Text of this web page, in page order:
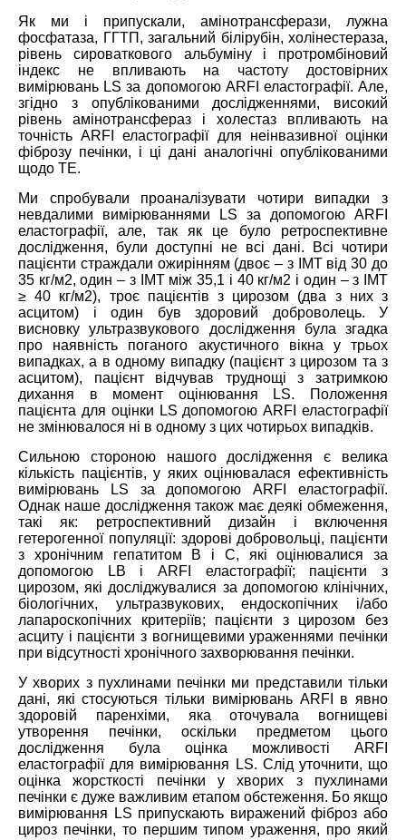
Як ми і припускали, амінотрансферази, лужна
фосфатаза, ГГТП, загальний білірубін, холінестераза,
рівень сироваткового альбуміну і протромбіновий
індекс не впливають на частоту достовірних
вимірювань LS за допомогою ARFI еластографії. Але,
згідно з опублікованими дослідженнями, високий
рівень амінотрансфераз і холестаз впливають на
точність ARFI еластографії для неінвазивної оцінки
фіброзу печінки, і ці дані аналогічні опублікованими
щодо TE.
Ми спробували проаналізувати чотири випадки з
невдалими вимірюваннями LS за допомогою ARFI
еластографії, але, так як це було ретроспективне
дослідження, були доступні не всі дані. Всі чотири
пацієнти страждали ожирінням (двоє – з ІМТ від 30 до
35 кг/м2, один – з ІМТ між 35,1 і 40 кг/м2 і один – з ІМТ
≥ 40 кг/м2), троє пацієнтів з цирозом (два з них з
асцитом) і один був здоровий доброволець. У
висновку ультразвукового дослідження була згадка
про наявність поганого акустичного вікна у трьох
випадках, а в одному випадку (пацієнт з цирозом та з
асцитом), пацієнт відчував труднощі з затримкою
дихання в момент оцінювання LS. Положення
пацієнта для оцінки LS допомогою ARFI еластографії
не змінювалося ні в одному з цих чотирьох випадків.
Сильною стороною нашого дослідження є велика
кількість пацієнтів, у яких оцінювалася ефективність
вимірювань LS за допомогою ARFI еластографії.
Однак наше дослідження також має деякі обмеження,
такі як: ретроспективний дизайн і включення
гетерогенної популяції: здорові добровольці, пацієнти
з хронічним гепатитом В і С, які оцінювалися за
допомогою LB і ARFI еластографії; пацієнти з
цирозом, які досліджувалися за допомогою клінічних,
біологічних, ультразвукових, ендоскопічних і/або
лапароскопічних критеріїв; пацієнти з цирозом без
асциту і пацієнти з вогнищевими ураженнями печінки
при відсутності хронічного захворювання печінки.
У хворих з пухлинами печінки ми представили тільки
дані, які стосуються тільки вимірювань ARFI в явно
здоровій паренхіми, яка оточувала вогнищеві
утворення печінки, оскільки предметом цього
дослідження була оцінка можливості ARFI
еластографії для вимірювання LS. Слід уточнити, що
оцінка жорсткості печінки у хворих з пухлинами
печінки є дуже важливим етапом обстеження. Бо якщо
вимірювання LS припускають виражений фіброз або
цироз печінки, то першим типом ураження, про який